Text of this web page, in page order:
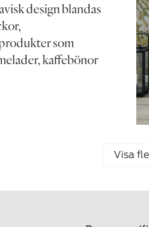
design blandas
som
kaffebönor
Visa